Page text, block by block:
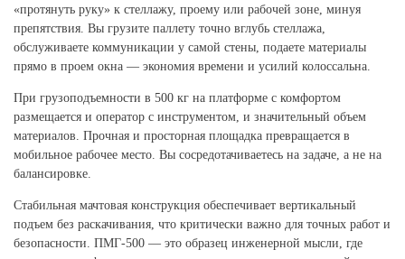
«протянуть руку» к стеллажу, проему или рабочей зоне, минуя
препятствия. Вы грузите паллету точно вглубь стеллажа,
обслуживаете коммуникации у самой стены, подаете материалы
прямо в проем окна — экономия времени и усилий колоссальна.
При грузоподъемности в 500 кг на платформе с комфортом
размещается и оператор с инструментом, и значительный объем
материалов. Прочная и просторная площадка превращается в
мобильное рабочее место. Вы сосредотачиваетесь на задаче, а не на
балансировке.
Стабильная мачтовая конструкция обеспечивает вертикальный
подъем без раскачивания, что критически важно для точных работ и
безопасности. ПМГ-500 — это образец инженерной мысли, где